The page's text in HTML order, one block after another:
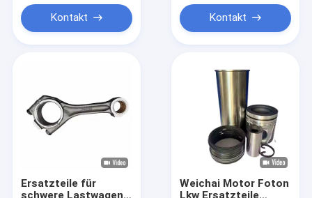
Kontakt Kontakt
Ersatzteile für
schwere Lastwagen
Weichai Motor Foton
Lkw Ersatzteile